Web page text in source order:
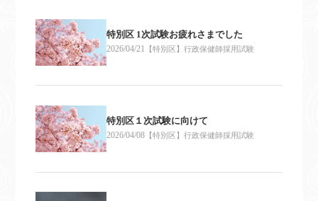
特別区 1次試験お疲れさまでした
2026/04/21 【特別区】行政保健師採用試験
特別区１次試験に向けて
2026/04/08【特別区】行政保健師採用試験